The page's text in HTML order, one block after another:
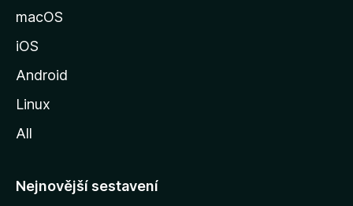
M
o
l
y
macOS
iOS
Android
Linux
All
Nejnovější sestavení